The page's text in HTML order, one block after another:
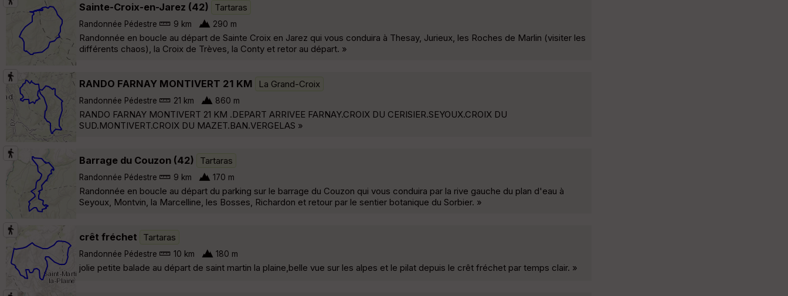
Sainte-Croix-en-Jarez (42) Tartaras
Randonnée Pédestre 9 km 290 m
Randonnée en boucle au départ de Sainte Croix en Jarez qui vous conduira à Thesay, Jurieux, les Roches de Marlin (visiter les
différents chaos), la Croix de Trèves, la Conty et retor au départ. »
RANDO FARNAY MONTIVERT 21 KM La Grand-Croix
Randonnée Pédestre 21 km 860 m
RANDO FARNAY MONTIVERT 21 KM .DEPART ARRIVEE FARNAY.CROIX DU CERISIER.SEYOUX.CROIX DU
SUD.MONTIVERT.CROIX DU MAZET.BAN.VERGELAS »
Barrage du Couzon (42) Tartaras
Randonnée Pédestre 9 km 170 m
Randonnée en boucle au départ du parking sur le barrage du Couzon qui vous conduira par la rive gauche du plan d'eau à
Seyoux, Montvin, la Marcelline, les Bosses, Richardon et retour par le sentier botanique du Sorbier. »
crêt fréchet Tartaras
Randonnée Pédestre 10 km 180 m
jolie petite balade au départ de saint martin la plaine,belle vue sur les alpes et le pilat depuis le crêt fréchet par temps clair. »